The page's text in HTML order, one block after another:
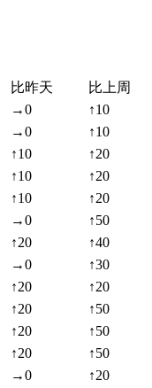
比昨天
比上周
→0
↑10
→0
↑10
↑10
↑20
↑10
↑20
↑10
↑20
→0
↑50
↑20
↑40
→0
↑30
↑20
↑20
↑20
↑50
↑20
↑50
↑20
↑50
→0
↑20